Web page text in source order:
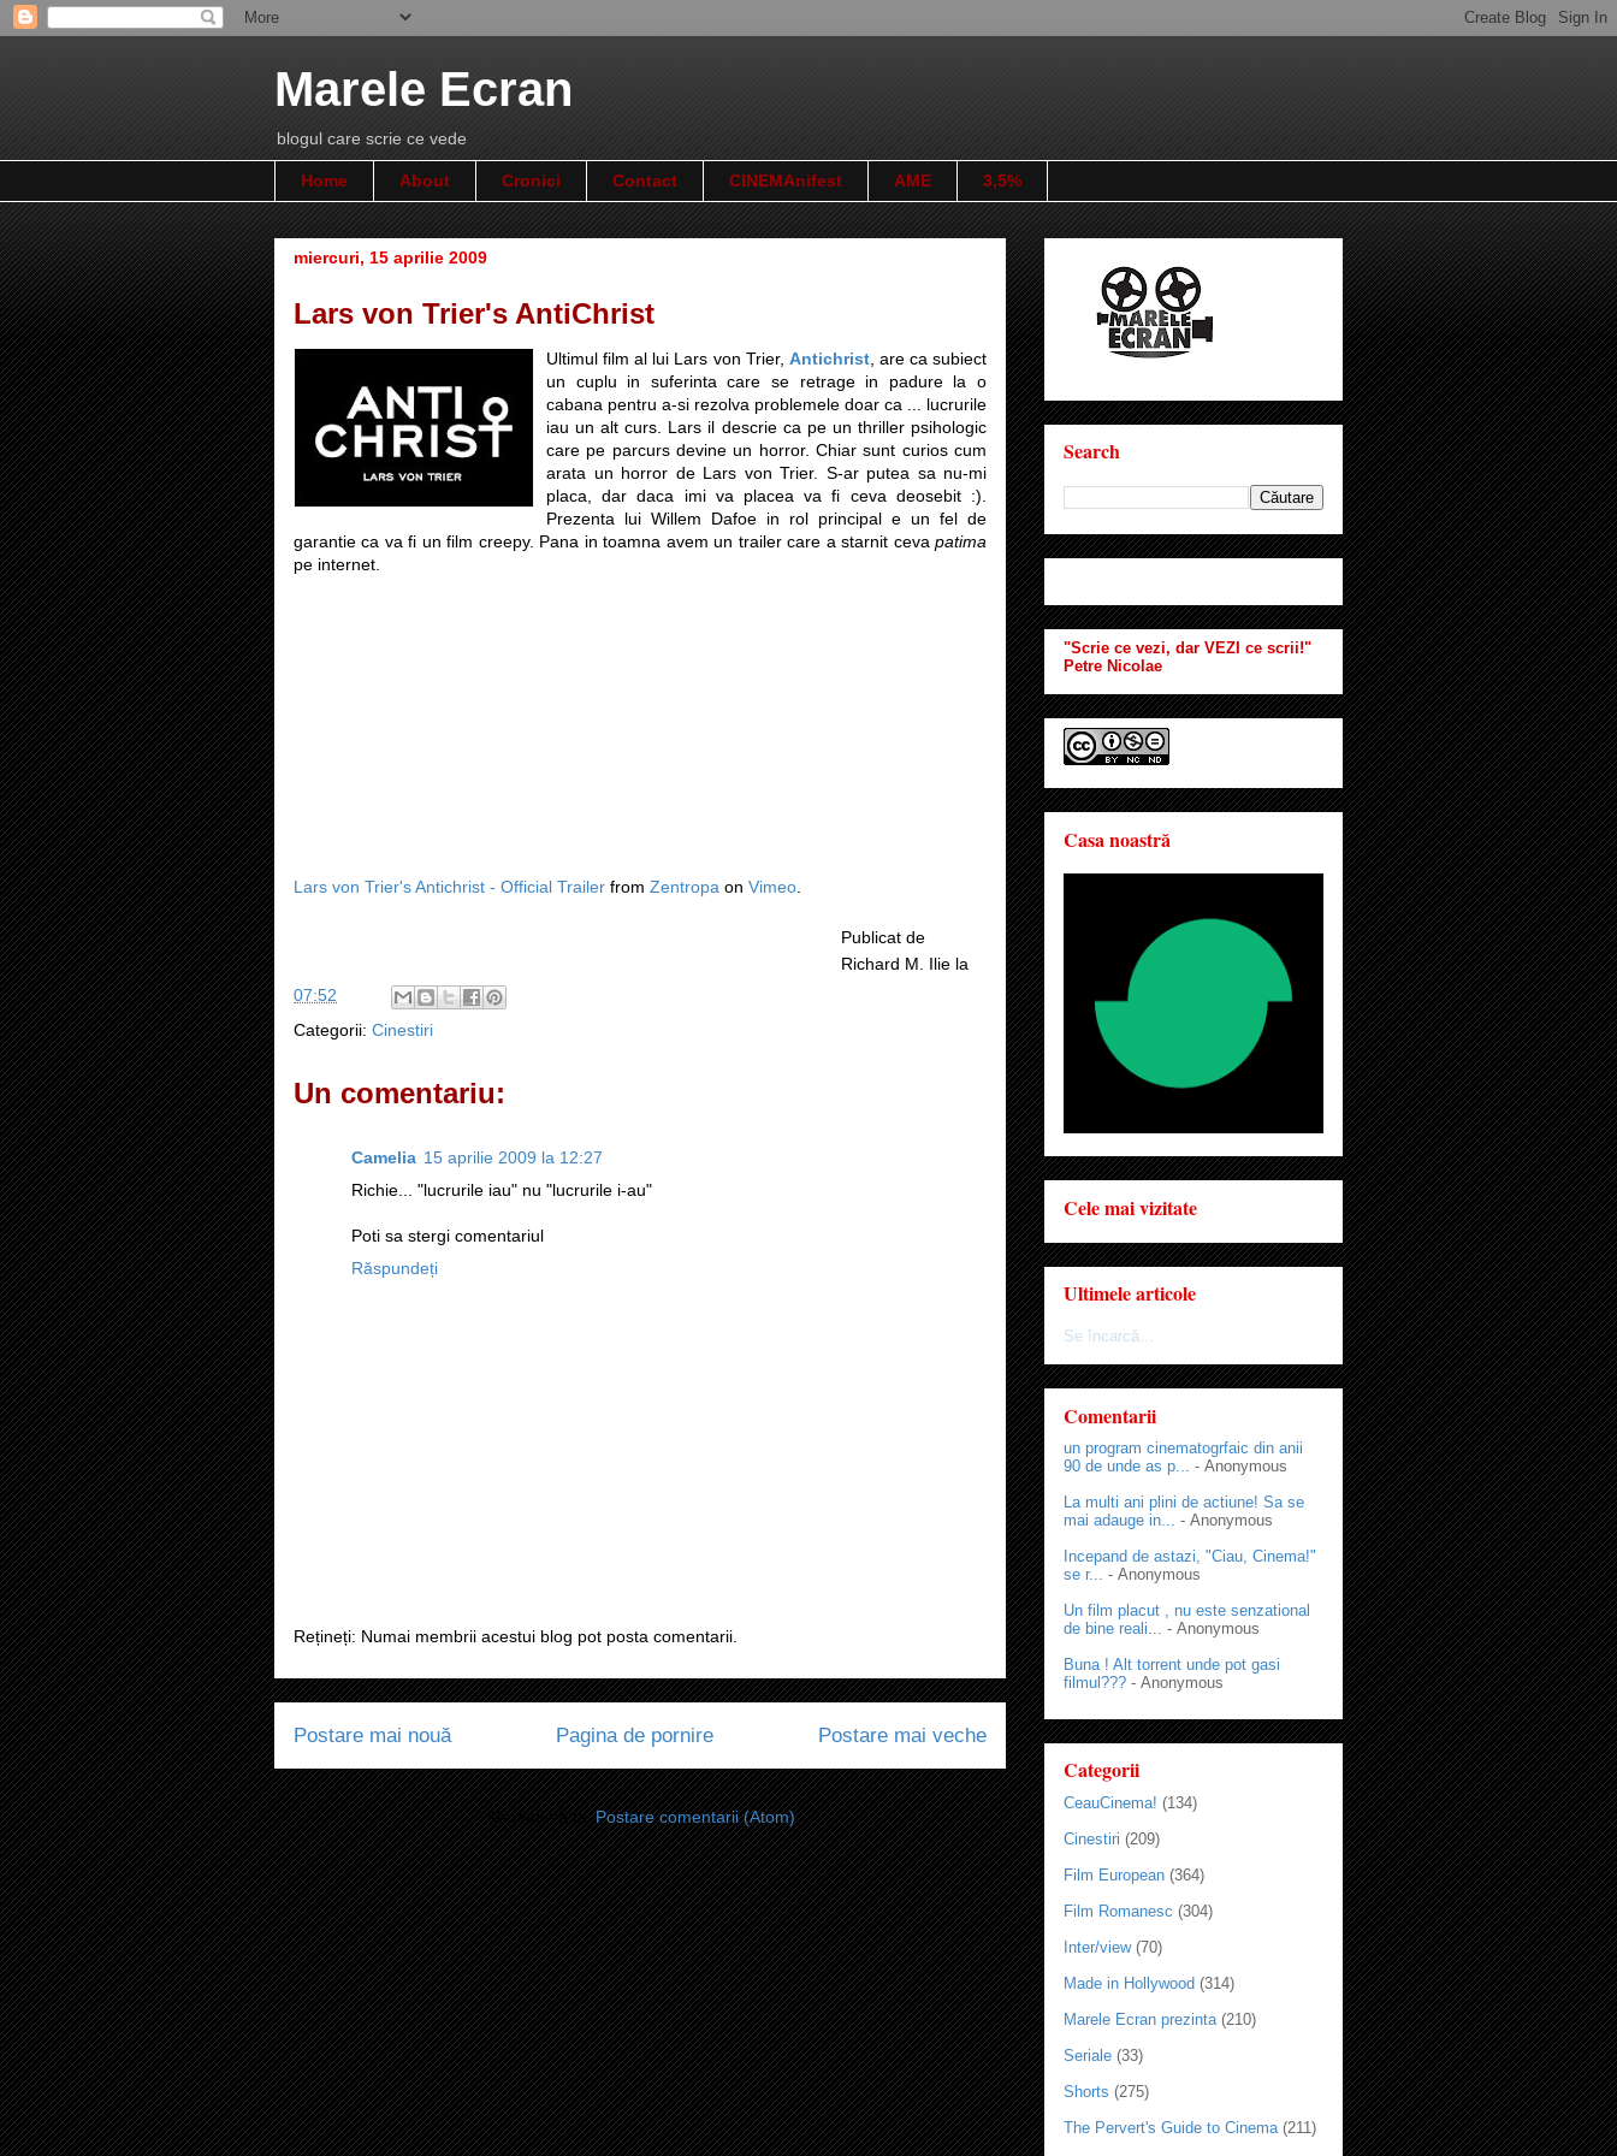
Marele Ecran
blogul care scrie ce vede
Home About Cronici Contact CINEMAnifest AME 3,5%
miercuri, 15 aprilie 2009
Lars von Trier's AntiChrist
Ultimul film al lui Lars von Trier, Antichrist, are ca subiect
un cuplu in suferinta care se retrage in padure la o
cabana pentru a-si rezolva problemele doar ca ... lucrurile
iau un alt curs. Lars il descrie ca pe un thriller psihologic
care pe parcurs devine un horror. Chiar sunt curios cum
arata un horror de Lars von Trier. S-ar putea sa nu-mi
placa, dar daca imi va placea va fi ceva deosebit :).
Prezenta lui Willem Dafoe in rol principal e un fel de
garantie ca va fi un film creepy. Pana in toamna avem un trailer care a starnit ceva patima
pe internet.
Lars von Trier's Antichrist - Official Trailer from Zentropa on Vimeo
Publicat de
Richard M. Ilie la
07:52
Categorii: Cinestiri
Un comentariu:
Camelia 15 aprilie 2009 la 12:27
Richie... "lucrurile iau" nu "lucrurile i-au"
Poti sa stergi comentariul
Răspundeți
Rețineți: Numai membrii acestui blog pot posta comentarii.
Postare mai nouă Postare mai veche
Pagina de pornire
Abonați-vă la:Postare comentarii (Atom)
Search
"Scrie ce vezi, dar VEZI ce scrii!"
Petre Nicolae
Casa noastră
Cele mai vizitate
Ultimele articole
Se încarcă...
Comentarii
un program cinematogrfaic din anii
90 de unde as p... - Anonymous
La multi ani plini de actiune! Sa se
mai adauge in... - Anonymous
Incepand de astazi, "Ciau, Cinema!"
se r... - Anonymous
Un film placut , nu este senzational
de bine reali... - Anonymous
Buna ! Alt torrent unde pot gasi
filmul??? - Anonymous
Categorii
CeauCinema! (134)
Cinestiri (209)
Film European (364)
Film Romanesc (304)
Inter/view (70)
Made in Hollywood (314)
Marele Ecran prezinta (210)
Seriale (33)
Shorts (275)
The Pervert's Guide to Cinema (211)